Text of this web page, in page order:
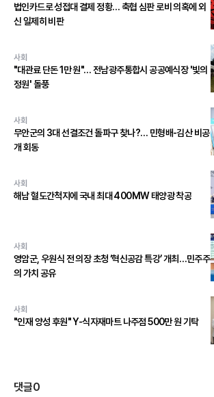
법인카드로 성접대 결제 정황… 축협 심판 로비 의혹에 외
신 일제히 비판
사회
"대관료 단돈 1만 원"… 전남광주통합시 공공예식장 '빛의
정원' 돌풍
사회
무안군의 3대 선결조건 돌파구 찾나?… 민형배-김산 비공
개 회동
사회
해남 혈도간척지에 국내 최대 400MW 태양광 착공
사회
영암군, 우원식 전 의장 초청 ‘혁신공감 특강’ 개최…민주주
의 가치 공유
사회
"인재 양성 후원" Y-식자재마트 나주점 500만 원 기탁
댓글0